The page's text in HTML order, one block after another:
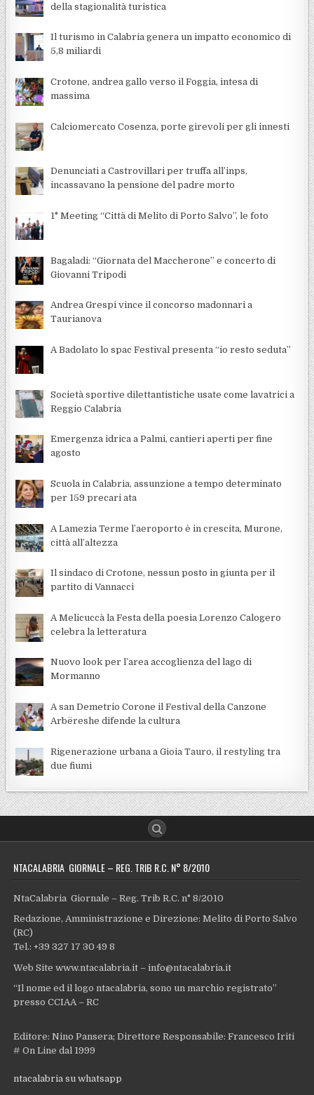
della stagionalità turistica
Il turismo in Calabria genera un impatto economico di
5,8 miliardi
Crotone, andrea gallo verso il Foggia, intesa di
massima
Calciomercato Cosenza, porte girevoli per gli innesti
Denunciati a Castrovillari per truffa all’inps,
incassavano la pensione del padre morto
1° Meeting “Città di Melito di Porto Salvo”, le foto
Bagaladi: “Giornata del Maccherone” e concerto di
Giovanni Tripodi
Andrea Grespi vince il concorso madonnari a
Taurianova
A Badolato lo spac Festival presenta “io resto seduta”
Società sportive dilettantistiche usate come lavatrici a
Reggio Calabria
Emergenza idrica a Palmi, cantieri aperti per fine
agosto
Scuola in Calabria, assunzione a tempo determinato
per 159 precari ata
A Lamezia Terme l’aeroporto è in crescita, Murone,
città all’altezza
Il sindaco di Crotone, nessun posto in giunta per il
partito di Vannacci
A Melicuccà la Festa della poesia Lorenzo Calogero
celebra la letteratura
Nuovo look per l’area accoglienza del lago di
Mormanno
A san Demetrio Corone il Festival della Canzone
Arbëreshe difende la cultura
Rigenerazione urbana a Gioia Tauro, il restyling tra
due fiumi
NTACALABRIA GIORNALE – REG. TRIB R.C. N° 8/2010
NtaCalabria Giornale – Reg. Trib R.C. n° 8/2010
Redazione, Amministrazione e Direzione: Melito di Porto Salvo
(RC)
Tel.: +39 327 17 30 49 8
Web Site www.ntacalabria.it – info@ntacalabria.it
“Il nome ed il logo ntacalabria, sono un marchio registrato”
presso CCIAA – RC
Editore: Nino Pansera; Direttore Responsabile: Francesco Iriti
# On Line dal 1999
ntacalabria su whatsapp